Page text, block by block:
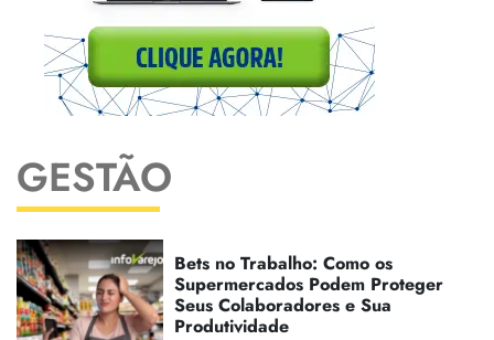
GESTÃO
Bets no Trabalho: Como os
Supermercados Podem Proteger
Seus Colaboradores e Sua
Produtividade